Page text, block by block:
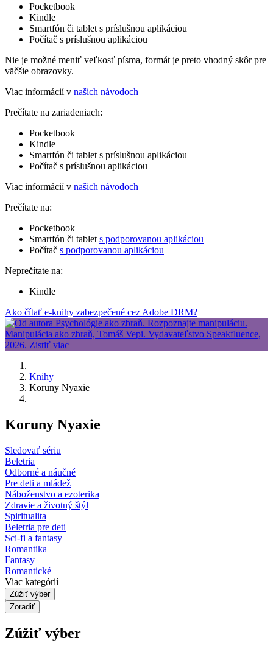
Pocketbook
Kindle
Smartfón či tablet s príslušnou aplikáciou
Počítač s príslušnou aplikáciou
Nie je možné meniť veľkosť písma, formát je preto vhodný skôr pre
väčšie obrazovky.
Viac informácií v našich návodoch
Prečítate na zariadeniach:
Pocketbook
Kindle
Smartfón či tablet s príslušnou aplikáciou
Počítač s príslušnou aplikáciou
Viac informácií v našich návodoch
Prečítate na:
Pocketbook
Smartfón či tablet s podporovanou aplikáciou
Počítač s podporovanou aplikáciou
Neprečítate na:
Kindle
Ako čítať e-knihy zabezpečené cez Adobe DRM?
Knihy
Koruny Nyaxie
Koruny Nyaxie
Sledovať sériu
Beletria
Odborné a náučné
Pre deti a mládež
Náboženstvo a ezoterika
Zdravie a životný štýl
Spiritualita
Beletria pre deti
Sci-fi a fantasy
Romantika
Fantasy
Romantické
Viac kategórií
Zúžiť výber
Zoradiť
Zúžiť výber